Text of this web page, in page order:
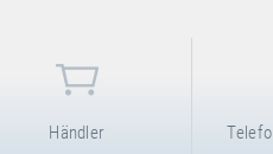
Händler